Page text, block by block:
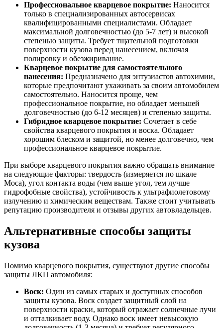
Профессиональное кварцевое покрытие: Наносится
только в специализированных автосервисах
квалифицированными специалистами. Обладает
максимальной долговечностью (до 5-7 лет) и высокой
степенью защиты. Требует тщательной подготовки
поверхности кузова перед нанесением, включая
полировку и обезжиривание.
Кварцевое покрытие для самостоятельного
нанесения: Предназначено для энтузиастов автохимии,
которые предпочитают ухаживать за своим автомобилем
самостоятельно. Наносится проще, чем
профессиональное покрытие, но обладает меньшей
долговечностью (до 6-12 месяцев) и степенью защиты.
Гибридное кварцевое покрытие: Сочетает в себе
свойства кварцевого покрытия и воска. Обладает
хорошим блеском и защитой, но менее долговечно, чем
профессиональное кварцевое покрытие.
При выборе кварцевого покрытия важно обращать внимание
на следующие факторы: твердость (измеряется по шкале
Моса), угол контакта воды (чем выше угол, тем лучше
гидрофобные свойства), устойчивость к ультрафиолетовому
излучению и химическим веществам. Также стоит учитывать
репутацию производителя и отзывы других автовладельцев.
Альтернативные способы защиты
кузова
Помимо кварцевого покрытия, существуют другие способы
защиты ЛКП автомобиля:
Воск: Один из самых старых и доступных способов
защиты кузова. Воск создает защитный слой на
поверхности краски, который отражает солнечные лучи
и отталкивает воду. Однако воск имеет невысокую